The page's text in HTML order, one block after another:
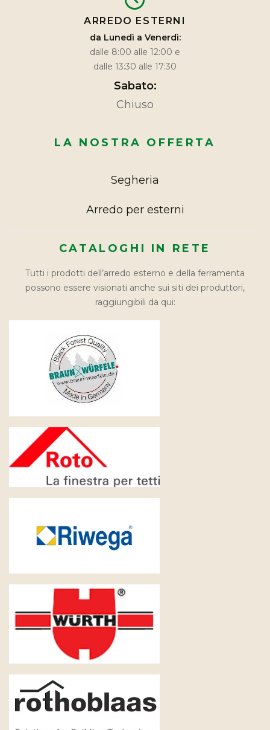
ARREDO ESTERNI
da Lunedì a Venerdì:
dalle 8:00 alle 12:00 e
dalle 13:30 alle 17:30
Sabato:
Chiuso
LA NOSTRA OFFERTA
Segheria
Arredo per esterni
CATALOGHI IN RETE
Tutti i prodotti dell’arredo esterno e della ferramenta
possono essere visionati anche sui siti dei produttori,
raggiungibili da qui: